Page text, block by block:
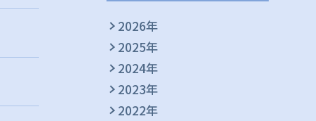
2026年
2025年
2024年
2023年
2022年